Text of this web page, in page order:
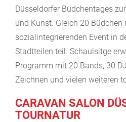
Düsseldorfer Büdchentages
und Kunst. Gleich 20 Büdchen
sozialintegrierenden Event in
Stadtteilen teil. Schaulsitge
Programm mit 20 Bands, 30
Zeichnen und vielen weiteren
CARAVAN SALON
TOURNATUR